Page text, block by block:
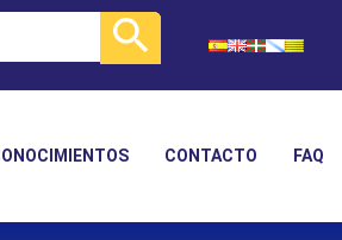
CONTACTO FAQ